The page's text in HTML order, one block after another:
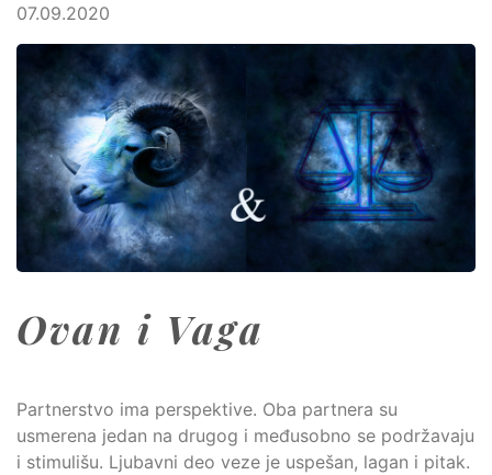
07.09.2020
Ovan i Vaga
Partnerstvo ima perspektive. Oba partnera su
usmerena jedan na drugog i međusobno se podržavaju
i stimulišu. Ljubavni deo veze je uspešan, lagan i pitak.